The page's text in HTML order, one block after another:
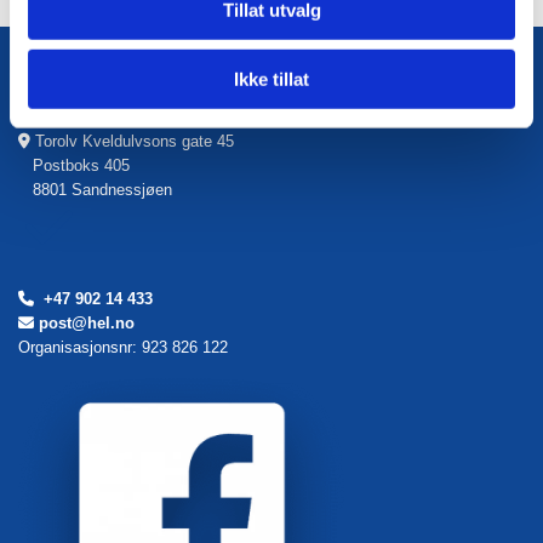
Tillat utvalg
Ikke tillat
 Torolv Kveldulvsons gate 45
Postboks 405
8801 Sandnessjøen
 +47 902 14 433
 post@hel.no
Organisasjonsnr: 923 826 122